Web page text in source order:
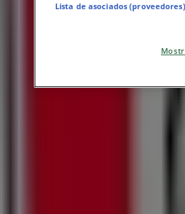
Lista de asociados (proveedores)